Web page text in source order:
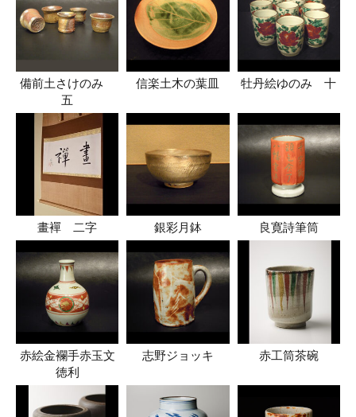
備前土さけのみ
五
信楽土木の葉皿 牡丹絵ゆのみ 十
畫襌 二字 銀彩月鉢 良寛詩筆筒
赤絵金襴手赤玉文
徳利
志野ジョッキ 赤工筒茶碗